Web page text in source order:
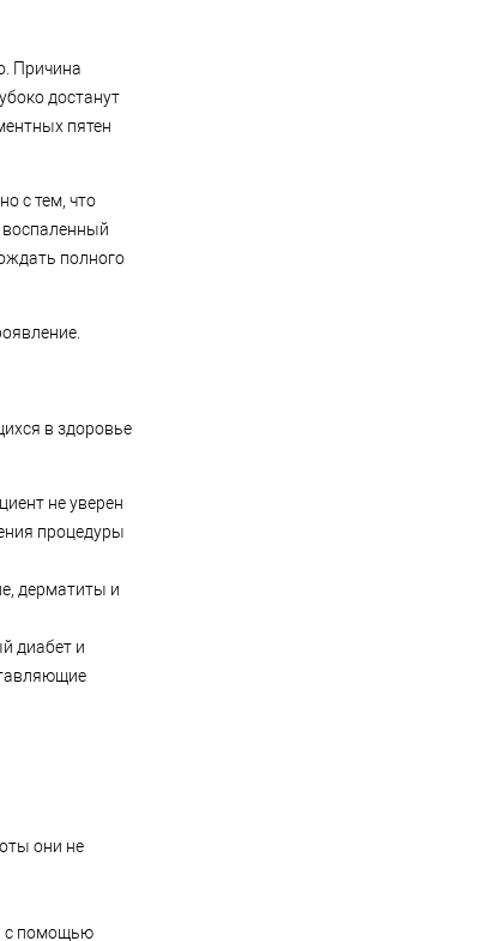
Причина
достанут
пятен
с тем, что
воспаленный
полного
в здоровье
не уверен
процедуры
дерматиты и
диабет и
они не
с помощью